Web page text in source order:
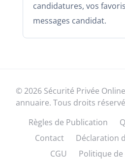
candidatures, vos
messages candidat.
© 2026 Sécurité Privée
annuaire. Tous droits
Règles de Publication
Contact
Déclaration
CGU
Politique de